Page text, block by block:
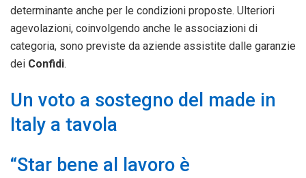
determinante anche per le condizioni proposte. Ulteriori
agevolazioni, coinvolgendo anche le associazioni di
categoria, sono previste da aziende assistite dalle garanzie
dei Confidi.
Un voto a sostegno del made in
Italy a tavola
“Star bene al lavoro è